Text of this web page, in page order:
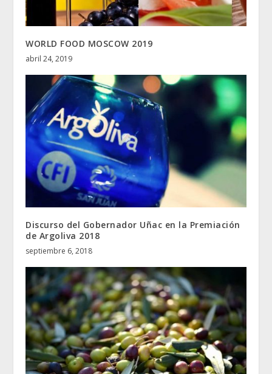
WORLD FOOD MOSCOW 2019
abril 24, 2019
Discurso del Gobernador Uñac en la Premiación
de Argoliva 2018
septiembre 6, 2018